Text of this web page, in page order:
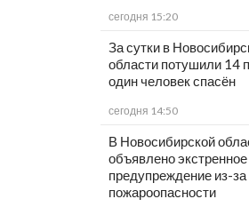
сегодня 15:20
За сутки в
области потушили 14
один человек спасён
сегодня 14:50
В Новосибирской
объявлено экстренное
предупреждение из-
пожароопасности